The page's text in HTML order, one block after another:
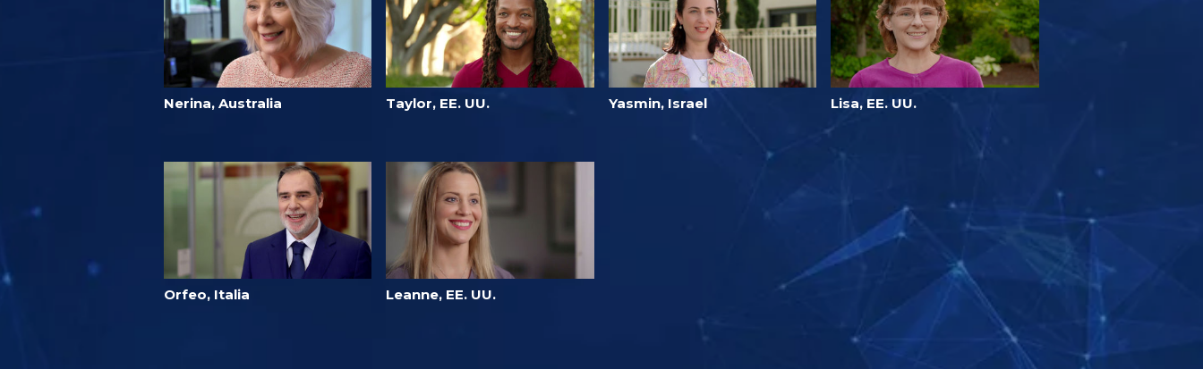
Nerina, Australia Taylor, EE. UU. Yasmin, Israel Lisa, EE. UU.
Orfeo, Italia Leanne, EE. UU.